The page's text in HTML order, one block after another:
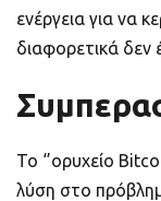
ενέργεια για να
διαφορετικά δεν
Το ‘’ορυχείο
λύση στο